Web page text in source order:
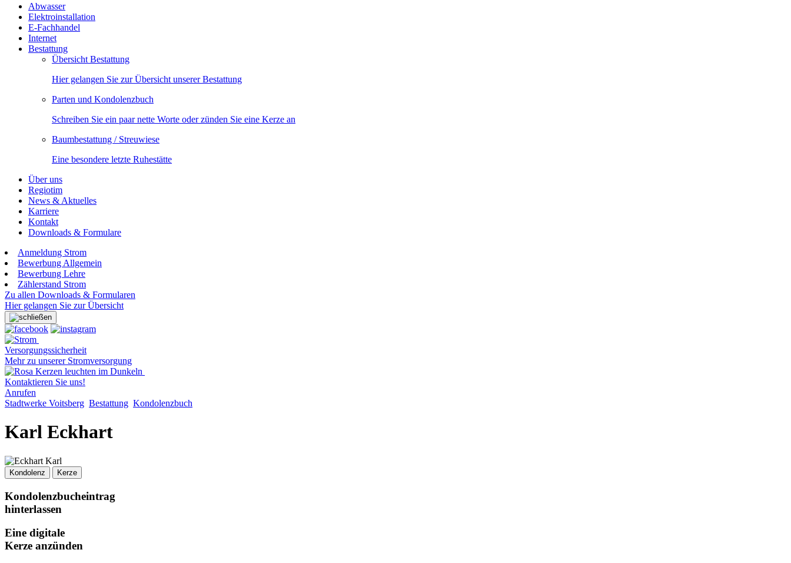
Abwasser
Elektroinstallation
E-Fachhandel
Internet
Bestattung
Übersicht Bestattung
Hier gelangen Sie zur Übersicht unserer Bestattung
Parten und Kondolenzbuch
Schreiben Sie ein paar nette Worte oder zünden Sie eine Kerze an
Baumbestattung / Streuwiese
Eine besondere letzte Ruhestätte
Über uns
Regiotim
News & Aktuelles
Karriere
Kontakt
Downloads & Formulare
Anmeldung Strom
Bewerbung Allgemein
Bewerbung Lehre
Zählerstand Strom
Zu allen Downloads & Formularen
Hier gelangen Sie zur Übersicht
Versorgungssicherheit
Mehr zu unserer Stromversorgung
Kontaktieren Sie uns!
Anrufen
Stadtwerke Voitsberg Bestattung Kondolenzbuch
Karl Eckhart
Kondolenz Kerze
Kondolenzbucheintrag
hinterlassen
Eine digitale
Kerze anzünden